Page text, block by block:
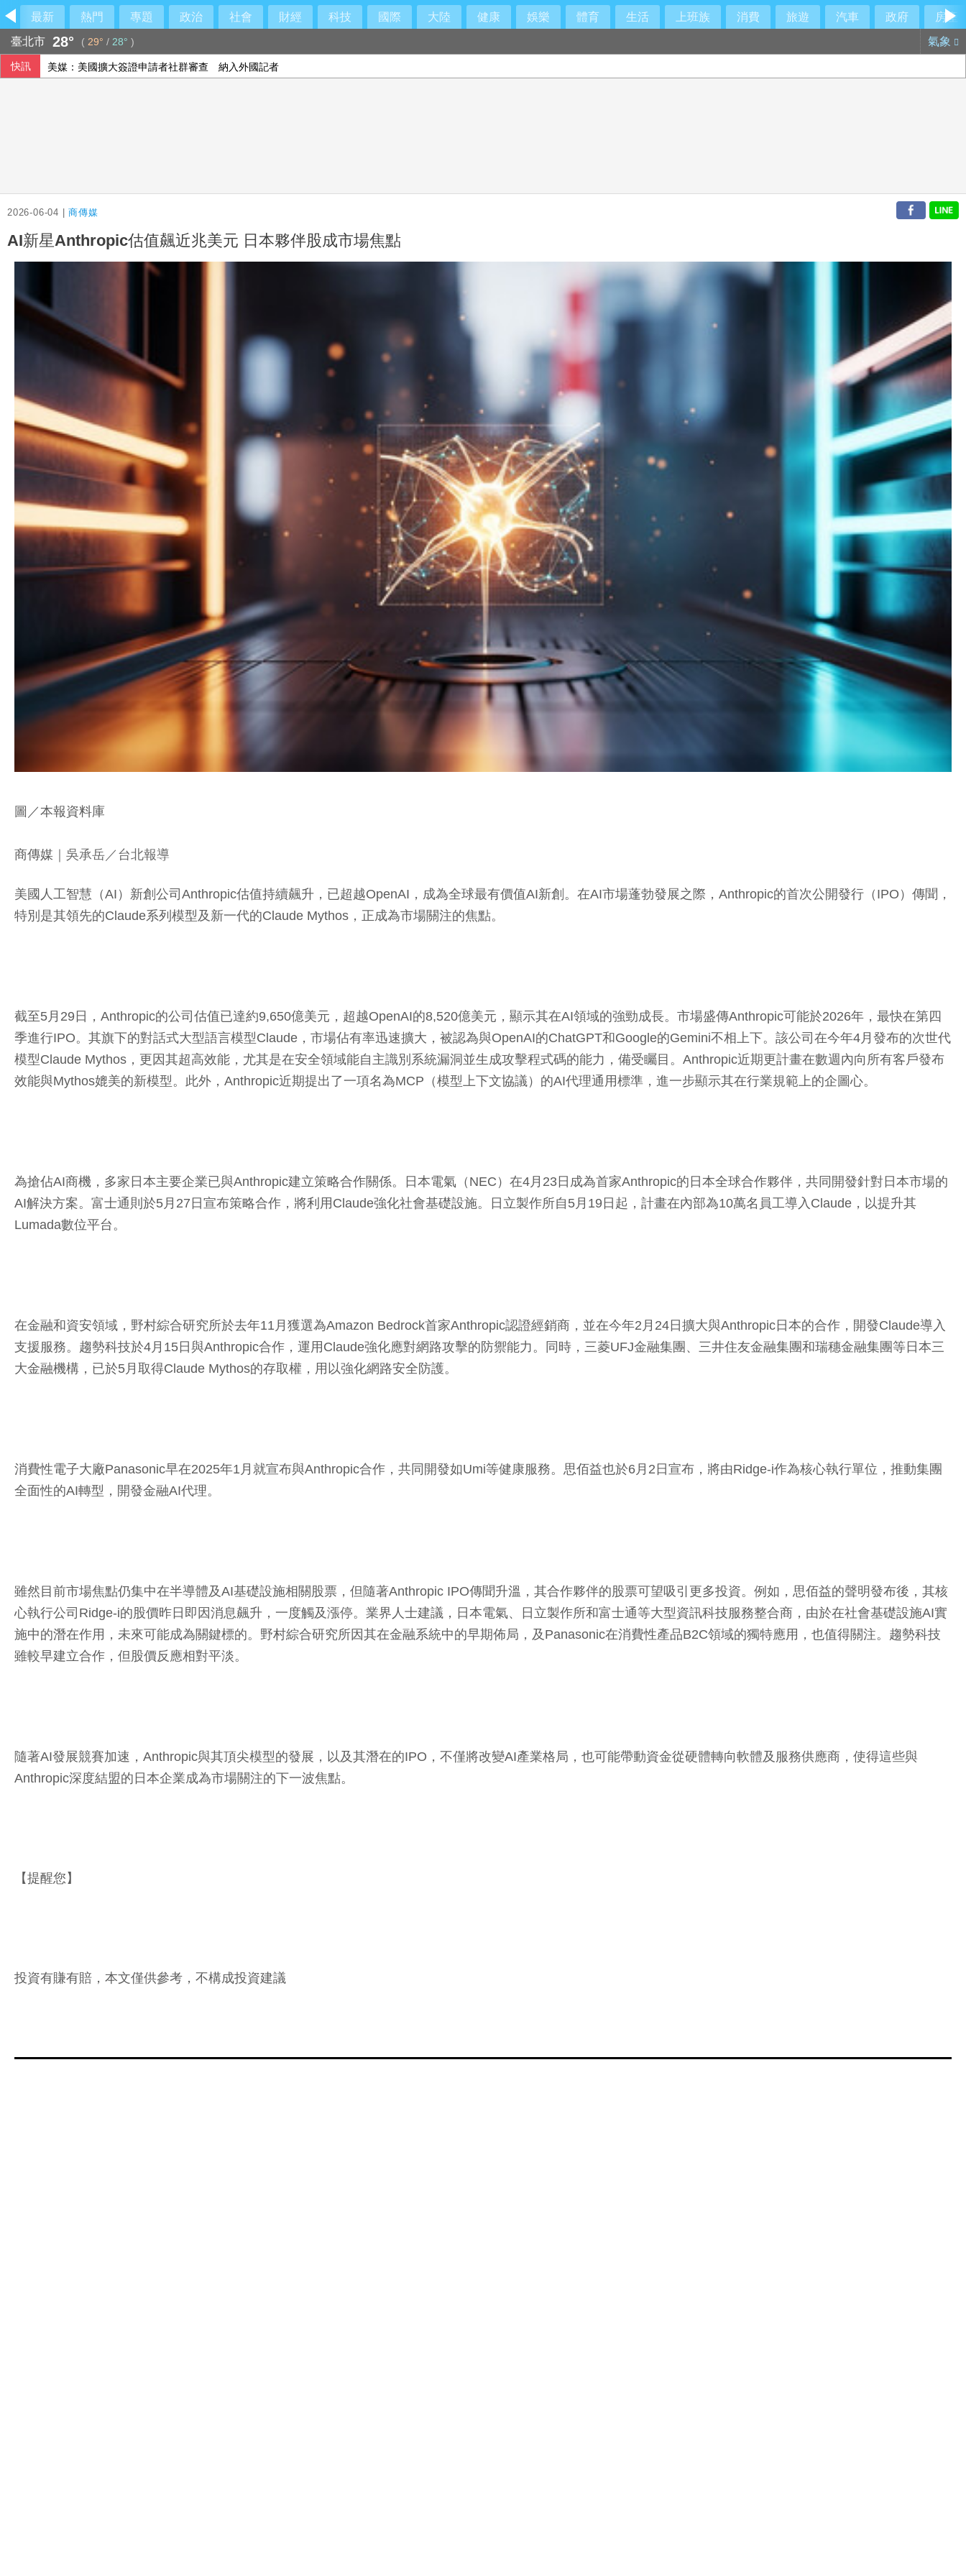
最新 熱門 專題 政治 社會 財經 科技 國際 大陸 健康 娛樂 體育 生活 上班族 消費 旅遊 汽車 政府
房產
臺北市 28° ( 29° / 28° ) 氣象
快訊 美媒：美國擴大簽證申請者社群審查 納入外國記者
2026-06-04 |商傳媒
AI新星Anthropic估值飆近兆美元 日本夥伴股成市場焦點
圖／本報資料庫
商傳媒 ｜吳承岳／台北報導
美國人工智慧（AI）新創公司Anthropic估值持續飆升，已超越OpenAI，成為全球最有價值AI新創。在AI市場蓬勃發展之際，Anthropic的首次公開發行（IPO）傳聞，
特別是其領先的Claude系列模型及新一代的Claude Mythos，正成為市場關注的焦點。
截至5月29日，Anthropic的公司估值已達約9,650億美元，超越OpenAI的8,520億美元，顯示其在AI領域的強勁成長。市場盛傳Anthropic可能於2026年，最快在第四
季進行IPO。其旗下的對話式大型語言模型Claude，市場佔有率迅速擴大，被認為與OpenAI的ChatGPT和Google的Gemini不相上下。該公司在今年4月發布的次世代
模型Claude Mythos，更因其超高效能，尤其是在安全領域能自主識別系統漏洞並生成攻擊程式碼的能力，備受矚目。Anthropic近期更計畫在數週內向所有客戶發布
效能與Mythos媲美的新模型。此外，Anthropic近期提出了一項名為MCP（模型上下文協議）的AI代理通用標準，進一步顯示其在行業規範上的企圖心。
為搶佔AI商機，多家日本主要企業已與Anthropic建立策略合作關係。日本電氣（NEC）在4月23日成為首家Anthropic的日本全球合作夥伴，共同開發針對日本市場的
AI解決方案。富士通則於5月27日宣布策略合作，將利用Claude強化社會基礎設施。日立製作所自5月19日起，計畫在內部為10萬名員工導入Claude，以提升其
Lumada數位平台。
在金融和資安領域，野村綜合研究所於去年11月獲選為Amazon Bedrock首家Anthropic認證經銷商，並在今年2月24日擴大與Anthropic日本的合作，開發Claude導入
支援服務。趨勢科技於4月15日與Anthropic合作，運用Claude強化應對網路攻擊的防禦能力。同時，三菱UFJ金融集團、三井住友金融集團和瑞穗金融集團等日本三
大金融機構，已於5月取得Claude Mythos的存取權，用以強化網路安全防護。
消費性電子大廠Panasonic早在2025年1月就宣布與Anthropic合作，共同開發如Umi等健康服務。思佰益也於6月2日宣布，將由Ridge-i作為核心執行單位，推動集團
全面性的AI轉型，開發金融AI代理。
雖然目前市場焦點仍集中在半導體及AI基礎設施相關股票，但隨著Anthropic IPO傳聞升溫，其合作夥伴的股票可望吸引更多投資。例如，思佰益的聲明發布後，其核
心執行公司Ridge-i的股價昨日即因消息飆升，一度觸及漲停。業界人士建議，日本電氣、日立製作所和富士通等大型資訊科技服務整合商，由於在社會基礎設施AI實
施中的潛在作用，未來可能成為關鍵標的。野村綜合研究所因其在金融系統中的早期佈局，及Panasonic在消費性產品B2C領域的獨特應用，也值得關注。趨勢科技
雖較早建立合作，但股價反應相對平淡。
隨著AI發展競賽加速，Anthropic與其頂尖模型的發展，以及其潛在的IPO，不僅將改變AI產業格局，也可能帶動資金從硬體轉向軟體及服務供應商，使得這些與
Anthropic深度結盟的日本企業成為市場關注的下一波焦點。
【提醒您】
投資有賺有賠，本文僅供參考，不構成投資建議